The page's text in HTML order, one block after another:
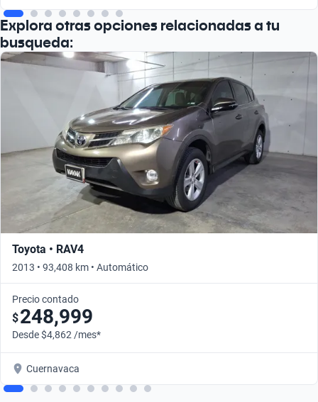
Explora otras opciones relacionadas a tu
busqueda:
Toyota • RAV4
2013 • 93,408 km • Automático
Precio contado
$248,999
Desde $4,862 /mes*
Cuernavaca